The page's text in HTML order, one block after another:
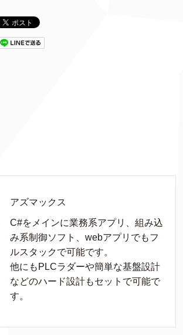
アズマックス
C#をメインに業務系アプリ、組み込
み系制御ソフト、webアプリでもフ
ルスタックで可能です。
他にもPLCラダーや簡単な基盤設計
などのハード設計もセットで可能で
す。